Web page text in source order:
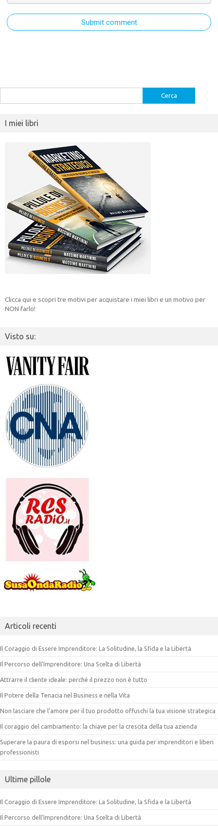
Submit comment
per:
I miei libri
Clicca qui e scopri tre motivi per acquistare i miei libri e un motivo per
NON farlo!
Visto su:
Articoli recenti
Il Coraggio di Essere Imprenditore: La Solitudine, la Sfida e la Libertà
Il Percorso dell’Imprenditore: Una Scelta di Libertà
Attrarre il cliente ideale: perché il prezzo non è tutto
Il Potere della Tenacia nel Business e nella Vita
Non lasciare che l’amore per il tuo prodotto offuschi la tua visione strategica
Il coraggio del cambiamento: la chiave per la crescita della tua azienda
Superare la paura di esporsi nel business: una guida per imprenditori e liberi
professionisti
Ultime pillole
Il Coraggio di Essere Imprenditore: La Solitudine, la Sfida e la Libertà
Il Percorso dell’Imprenditore: Una Scelta di Libertà